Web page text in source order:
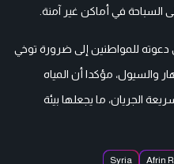
السباحة في أماكن غير آمنة.
دعوته للمواطنين إلى ضرورة توخي
والسيول، مؤكدا أن المياه
الجريان، ما يجعلها بيئة
Afrin
Syria